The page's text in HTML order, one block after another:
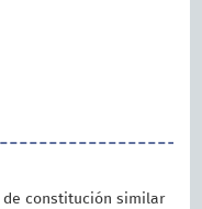
de constitución similar